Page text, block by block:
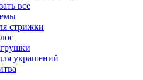
все
стрижки
украшений